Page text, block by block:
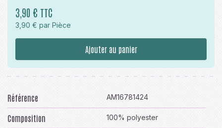
3,90 € TTC
3,90 € par Pièce
Ajouter au panier
Référence AM16781424
Composition 100% polyester